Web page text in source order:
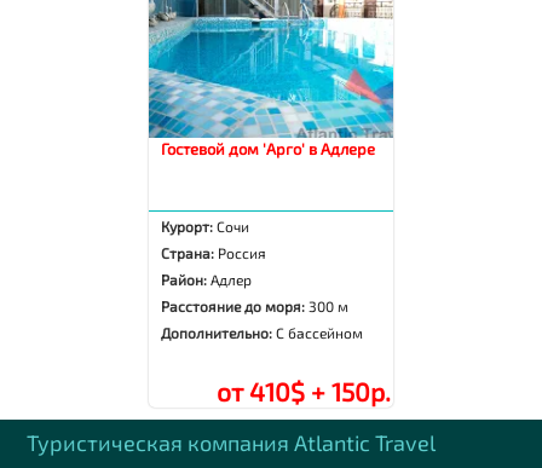
Гостевой дом 'Арго' в Адлере
Курорт:Сочи
Страна: Россия
Район:Адлер
Расстояние до моря: 300 м
Дополнительно:С бассейном
от 410$ + 150р.
Туристическая компания Аtlantic Travel